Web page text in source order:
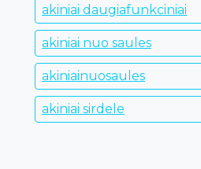
akiniai daugiafunkciniai
akiniai nuo saules
akiniainuosaules
akiniai sirdele